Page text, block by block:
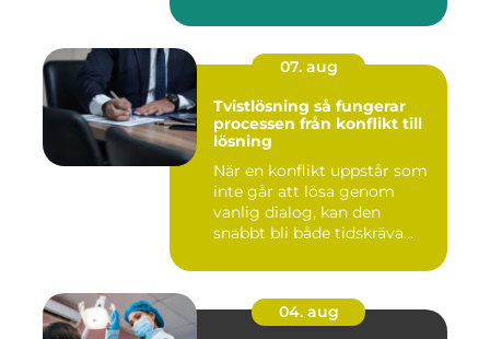
07. aug
Tvistlösning så fungerar
processen från konflikt till
lösning
När en konflikt uppstår som
inte går att lösa genom
vanlig dialog, kan den
snabbt bli både tidskräva...
04. aug